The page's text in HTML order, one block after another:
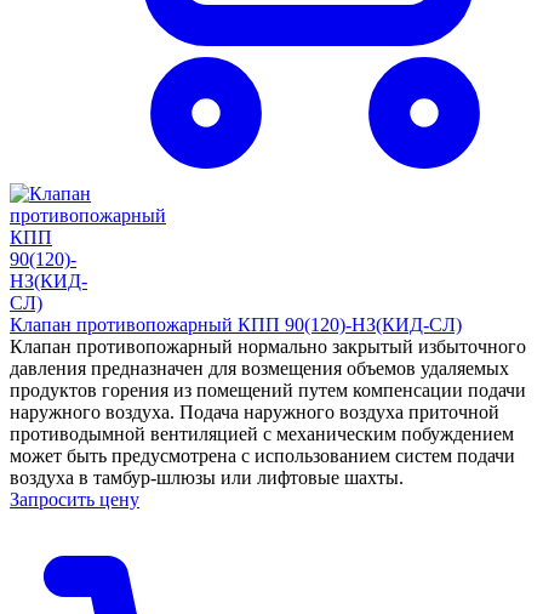
Клапан противопожарный КПП 90(120)-НЗ(КИД-СЛ)
Клапан противопожарный нормально закрытый избыточного
давления предназначен для возмещения объемов удаляемых
продуктов горения из помещений путем компенсации подачи
наружного воздуха. Подача наружного воздуха приточной
противодымной вентиляцией с механическим побуждением
может быть предусмотрена с использованием систем подачи
воздуха в тамбур-шлюзы или лифтовые шахты.
Запросить цену